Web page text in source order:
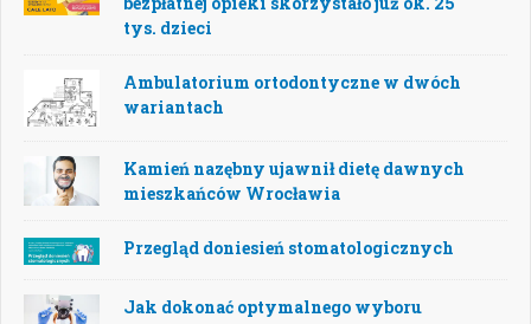
tys. dzieci
Ambulatorium ortodontyczne w dwóch
wariantach
Kamień nazębny ujawnił dietę dawnych
mieszkańców Wrocławia
Przegląd doniesień stomatologicznych
Jak dokonać optymalnego wyboru